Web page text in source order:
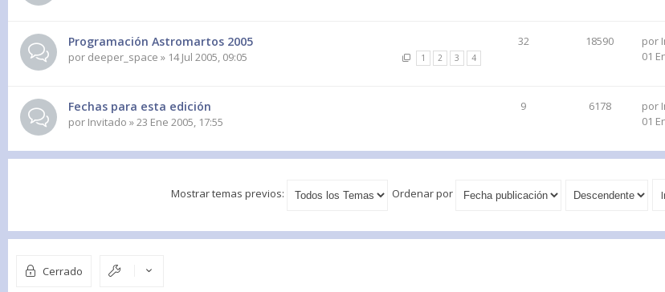
Programación Astromartos 2005
1 2 3 4
por deeper_space » 14 Jul 2005, 09:05
32 18590 por
01
Fechas para esta edición
por Invitado » 23 Ene 2005, 17:55
9 6178 por
01
Mostrar temas previos: Ordenar por
Cerrado